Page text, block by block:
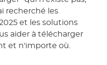
recherché les
et les solutions
aider à télécharger
et n'importe où.